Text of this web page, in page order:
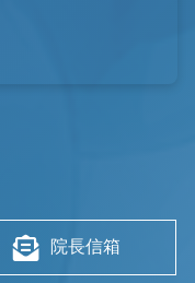
院長信箱